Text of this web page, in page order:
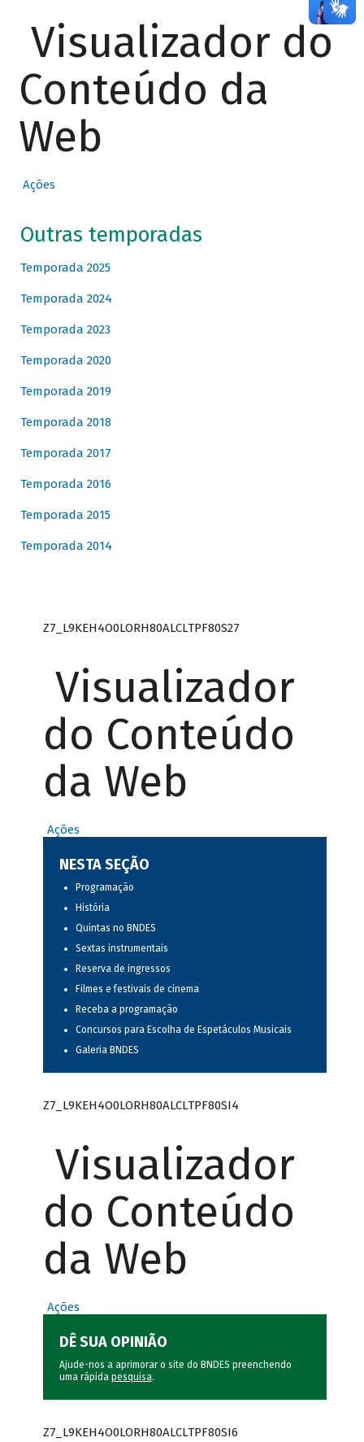
Visualizador do
Conteúdo da
Web
Ações
Outras temporadas
Temporada 2025
Temporada 2024
Temporada 2023
Temporada 2020
Temporada 2019
Temporada 2018
Temporada 2017
Temporada 2016
Temporada 2015
Temporada 2014
Z7_L9KEH4O0LORH80ALCLTPF80S27
Visualizador
do Conteúdo
da Web
Ações
NESTA SEÇÃO
Programação
História
Quintas no BNDES
Sextas instrumentais
Reserva de ingressos
Filmes e festivais de cinema
Receba a programação
Concursos para Escolha de Espetáculos Musicais
Galeria BNDES
Z7_L9KEH4O0LORH80ALCLTPF80SI4
Visualizador
do Conteúdo
da Web
Ações
DÊ SUA OPINIÃO
Ajude-nos a aprimorar o site do BNDES preenchendo
uma rápida pesquisa.
Z7_L9KEH4O0LORH80ALCLTPF80SI6